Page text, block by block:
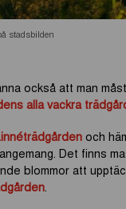
stadsbilden
också att man
alla vackra
och
Det finns
blommor att
.